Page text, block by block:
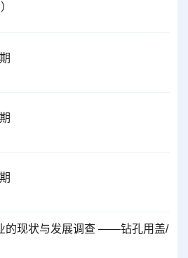
的现状与发展调查 ——钻孔用盖/